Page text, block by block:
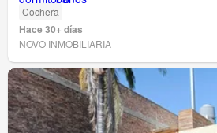
Cochera
Hace 30+ días
NOVO INMOBILIARIA